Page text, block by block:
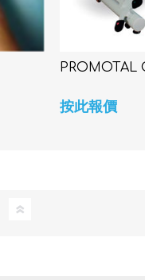
PROMOTAL
按此報價